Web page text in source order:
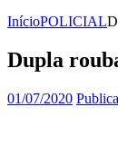
InícioPOLICIAL
Dupla
01/07/2020